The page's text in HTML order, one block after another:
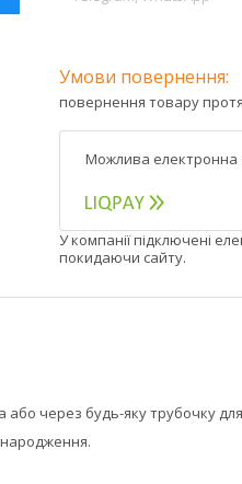
повернення товару
У компанії підключені
покидаючи сайту.
або через будь-яку трубочку